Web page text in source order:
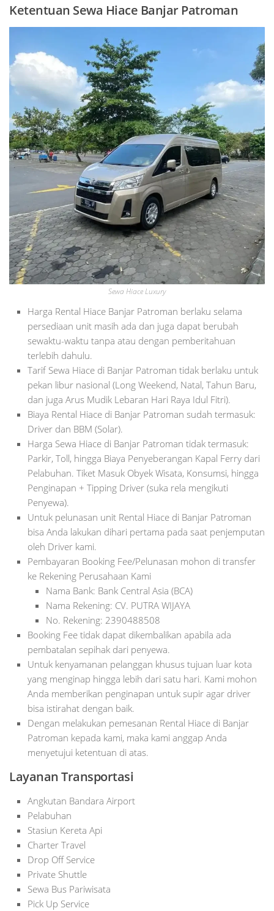
Ketentuan Sewa Hiace Banjar Patroman
Sewa Hiace Luxury
Harga Rental Hiace Banjar Patroman berlaku selama
persediaan unit masih ada dan juga dapat berubah
sewaktu-waktu tanpa atau dengan pemberitahuan
terlebih dahulu.
Tarif Sewa Hiace di Banjar Patroman tidak berlaku untuk
pekan libur nasional (Long Weekend, Natal, Tahun Baru,
dan juga Arus Mudik Lebaran Hari Raya Idul Fitri).
Biaya Rental Hiace di Banjar Patroman sudah termasuk:
Driver dan BBM (Solar).
Harga Sewa Hiace di Banjar Patroman tidak termasuk:
Parkir, Toll, hingga Biaya Penyeberangan Kapal Ferry dari
Pelabuhan. Tiket Masuk Obyek Wisata, Konsumsi, hingga
Penginapan + Tipping Driver (suka rela mengikuti
Penyewa).
Untuk pelunasan unit Rental Hiace di Banjar Patroman
bisa Anda lakukan dihari pertama pada saat penjemputan
oleh Driver kami.
Pembayaran Booking Fee/Pelunasan mohon di transfer
ke Rekening Perusahaan Kami
Nama Bank: Bank Central Asia (BCA)
Nama Rekening: CV. PUTRA WIJAYA
No. Rekening: 2390488508
Booking Fee tidak dapat dikembalikan apabila ada
pembatalan sepihak dari penyewa.
Untuk kenyamanan pelanggan khusus tujuan luar kota
yang menginap hingga lebih dari satu hari. Kami mohon
Anda memberikan penginapan untuk supir agar driver
bisa istirahat dengan baik.
Dengan melakukan pemesanan Rental Hiace di Banjar
Patroman kepada kami, maka kami anggap Anda
menyetujui ketentuan di atas.
Layanan Transportasi
Angkutan Bandara Airport
Pelabuhan
Stasiun Kereta Api
Charter Travel
Drop Off Service
Private Shuttle
Sewa Bus Pariwisata
Pick Up Service